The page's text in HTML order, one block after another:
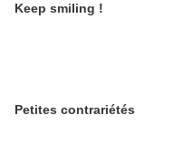
Keep smiling !
Petites contrariétés